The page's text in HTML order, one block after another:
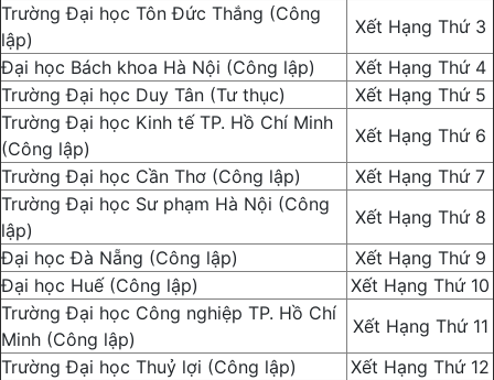
Trường Đại học Tôn Đức Thắng (Công
lập)
Xết Hạng Thứ 3
Đại học Bách khoa Hà Nội (Công lập)
Xết Hạng Thứ 4
Trường Đại học Duy Tân (Tư thục)
Xết Hạng Thứ 5
Trường Đại học Kinh tế TP. Hồ Chí Minh
(Công lập)
Xết Hạng Thứ 6
Trường Đại học Cần Thơ (Công lập)
Xết Hạng Thứ 7
Trường Đại học Sư phạm Hà Nội (Công
lập)
Xết Hạng Thứ 8
Đại học Đà Nẵng (Công lập)
Xết Hạng Thứ 9
Đại học Huế (Công lập)
Xết Hạng Thứ 10
Trường Đại học Công nghiệp TP. Hồ Chí
Minh (Công lập)
Xết Hạng Thứ 11
Trường Đại học Thuỷ lợi (Công lập)
Xết Hạng Thứ 12